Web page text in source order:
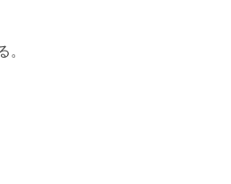
。